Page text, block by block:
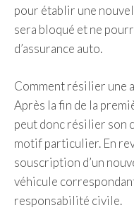
pour établir une
sera bloqué et ne
d’assurance auto.
Comment résilier une
Après la fin de la
peut donc résilier son
motif particulier. En
souscription d’un
véhicule
responsabilité civile.